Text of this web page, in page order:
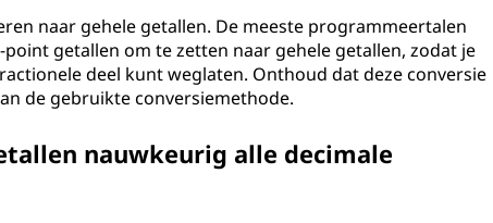
naar gehele getallen. De meeste programmeertalen
getallen om te zetten naar gehele getallen, zodat je
deel kunt weglaten. Onthoud dat deze conversie
de gebruikte conversiemethode.
nauwkeurig alle decimale